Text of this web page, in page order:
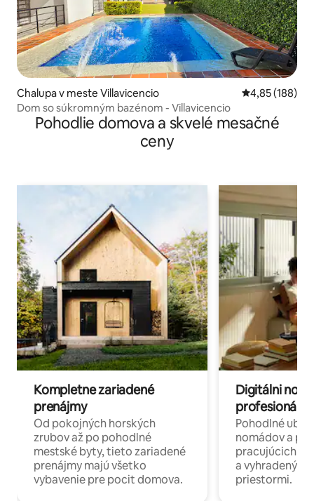
Chalupa v meste Villavicencio Priemerné
4,85 (188)
Dom so súkromným bazénom - Villavicencio
Pohodlie domova a skvelé mesačné
ceny
Kompletne zariadené
prenájmy
Od pokojných horských
zrubov až po pohodlné
mestské byty, tieto zariadené
prenájmy majú všetko
vybavenie pre pocit domova.
Digitálni
profesionáli
Pohodlné
nomádov a
pracujúcich
a
priestormi.